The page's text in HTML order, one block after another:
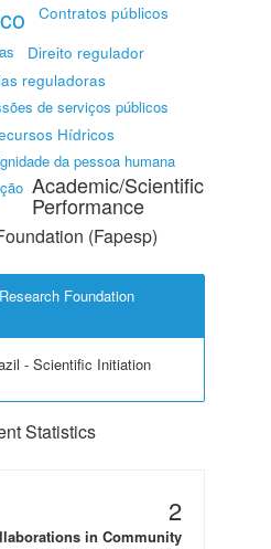
Contratos públicos
Direito regulador
reguladoras
de serviços públicos
Hídricos
da pessoa humana
Academic/Scientific
Performance
(Fapesp)
Foundation
- Scientific Initiation
Statistics
2
in Community